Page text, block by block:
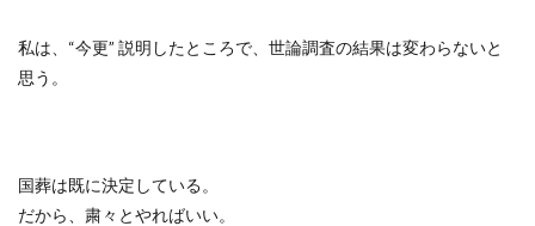
私は、 “今更” 説明したところで、世論調査の結果は変わらないと
思う。
国葬は既に決定している。
だから、粛々とやればいい。